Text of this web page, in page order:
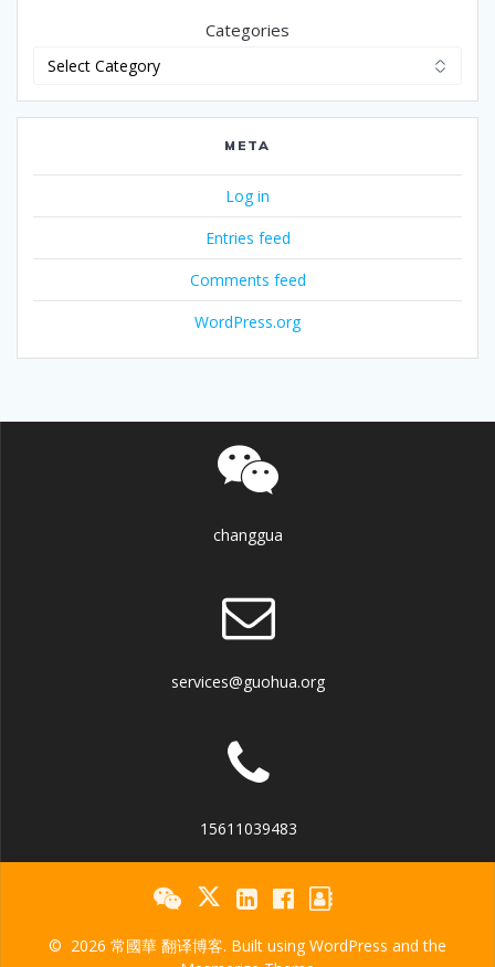
Categories
META
Log in
Entries feed
Comments feed
WordPress.org
changgua
services@guohua.org
15611039483
© 2026 常國華 翻译博客. Built using WordPress and the